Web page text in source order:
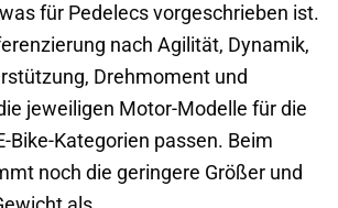
für Pedelecs vorgeschrieben ist.
nach Agilität, Dynamik,
Drehmoment und
jeweiligen Motor-Modelle für die
Bike-Kategorien passen. Beim
noch die geringere Größer und